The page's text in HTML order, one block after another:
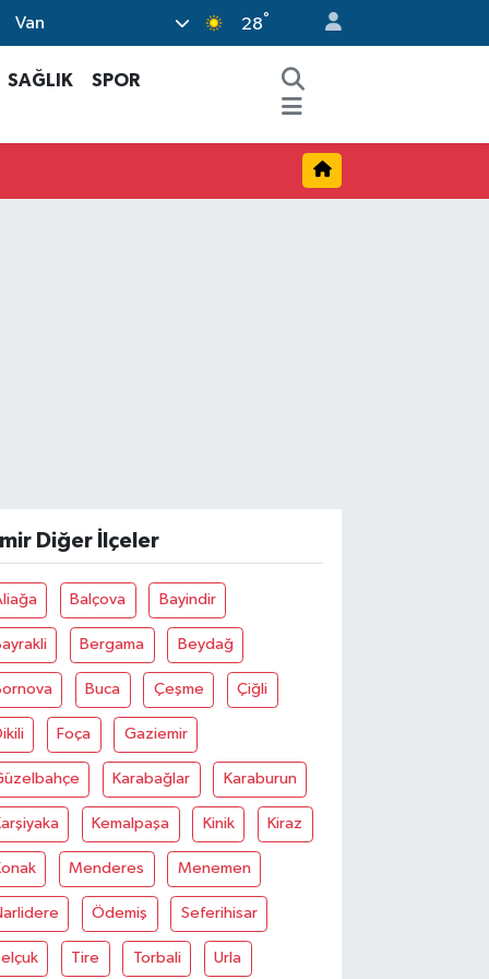
Van 28°
SAĞLIK
SPOR
Diğer İlçeler
Balçova Bayindir
Bergama Beydağ
Buca Çeşme Çiğli
Foça Gaziemir
Karabağlar Karaburun
Kemalpaşa Kinik Kiraz
Menderes Menemen
Ödemiş Seferihisar
Tire Torbali Urla